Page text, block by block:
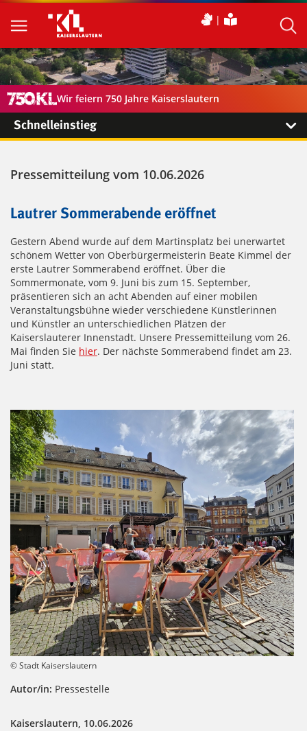
Wir feiern 750 Jahre Kaiserslautern
Schnelleinstieg
Pressemitteilung vom 10.06.2026
Lautrer Sommerabende eröffnet
Gestern Abend wurde auf dem Martinsplatz bei unerwartet
schönem Wetter von Oberbürgermeisterin Beate Kimmel der
erste Lautrer Sommerabend eröffnet. Über die
Sommermonate, vom 9. Juni bis zum 15. September,
präsentieren sich an acht Abenden auf einer mobilen
Veranstaltungsbühne wieder verschiedene Künstlerinnen
und Künstler an unterschiedlichen Plätzen der
Kaiserslauterer Innenstadt. Unsere Pressemitteilung vom 26.
Mai finden Sie hier. Der nächste Sommerabend findet am 23.
Juni statt.
© Stadt Kaiserslautern
Autor/in: Pressestelle
Kaiserslautern, 10.06.2026